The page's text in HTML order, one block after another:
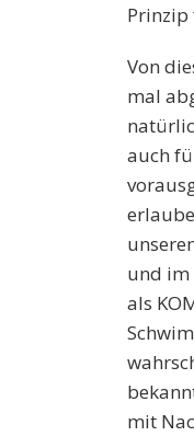
Von
mal
auch
und im
als
mit